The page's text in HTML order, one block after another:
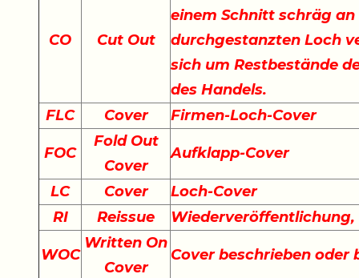
CO Cut Out
einem Schnitt schräg
durchgestanzten Loch
sich um Restbestände
des Handels.
FLC
Cover Firmen-Loch-Cover
FOC
Fold Out
Cover
Aufklapp-Cover
LC Cover
Loch-Cover
RI
Reissue
WOC
Written On
Cover
Cover beschrieben